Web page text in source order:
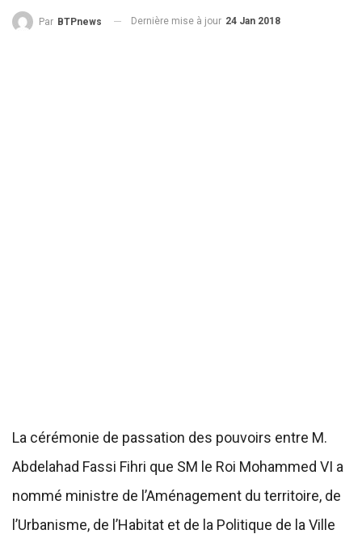
Par BTPnews Dernière mise à jour 24 Jan 2018
La cérémonie de passation des pouvoirs entre M.
Abdelahad Fassi Fihri que SM le Roi Mohammed VI a
nommé ministre de l’Aménagement du territoire, de
l’Urbanisme, de l’Habitat et de la Politique de la Ville